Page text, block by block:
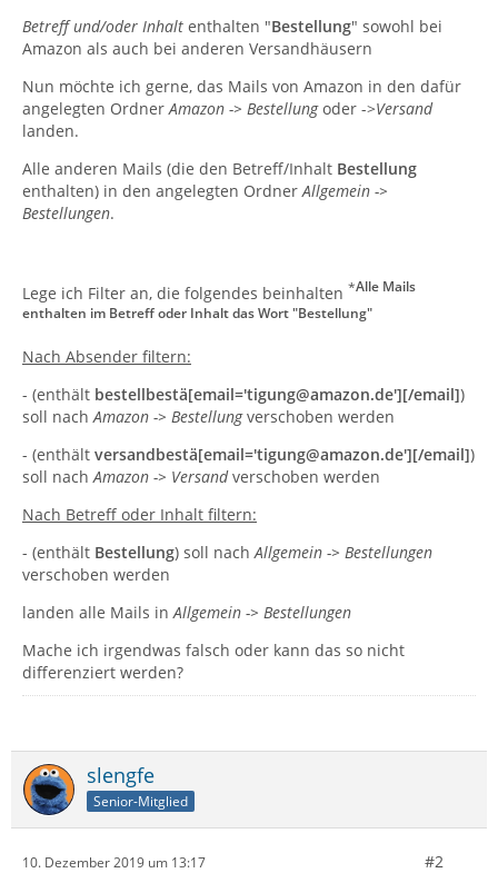
Betreff und/oder Inhalt enthalten "Bestellung" sowohl bei
Amazon als auch bei anderen Versandhäusern
Nun möchte ich gerne, das Mails von Amazon in den dafür
angelegten Ordner Amazon -> Bestellungoder ->Versand
landen.
Alle anderen Mails (die den Betreff/Inhalt Bestellung
enthalten) in den angelegten Ordner Allgemein ->
Bestellungen.
Lege ich Filter an, die folgendes beinhalten *Alle Mails
enthalten im Betreff oder Inhalt das Wort "Bestellung"
Nach Absender filtern:
- (enthält bestellbestä[email='tigung@amazon.de'][/email])
soll nach Amazon -> Bestellungverschoben werden
- (enthält versandbestä[email='tigung@amazon.de'][/email])
soll nachAmazon -> Versandverschoben werden
Nach Betreff oder Inhalt filtern:
- (enthält Bestellung) soll nachAllgemein -> Bestellungen
verschoben werden
landen alle Mails inAllgemein -> Bestellungen
Mache ich irgendwas falsch oder kann das so nicht
differenziert werden?
slengfe
Senior-Mitglied
10. Dezember 2019 um 13:17 #2